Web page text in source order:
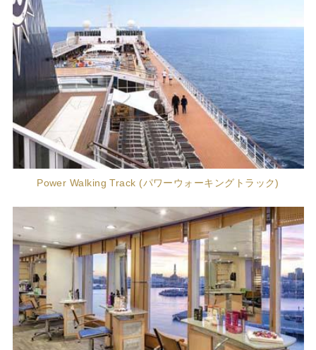
Power Walking Track (パワーウォーキングトラック)